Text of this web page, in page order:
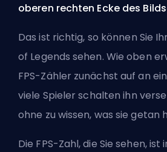
oberen rechten Ecke des
Das ist richtig, so können Sie
of Legends sehen. Wie oben
FPS-Zähler zunächst auf an
viele Spieler schalten ihn
ohne zu wissen, was sie getan
Die FPS-Zahl, die Sie sehen, ist